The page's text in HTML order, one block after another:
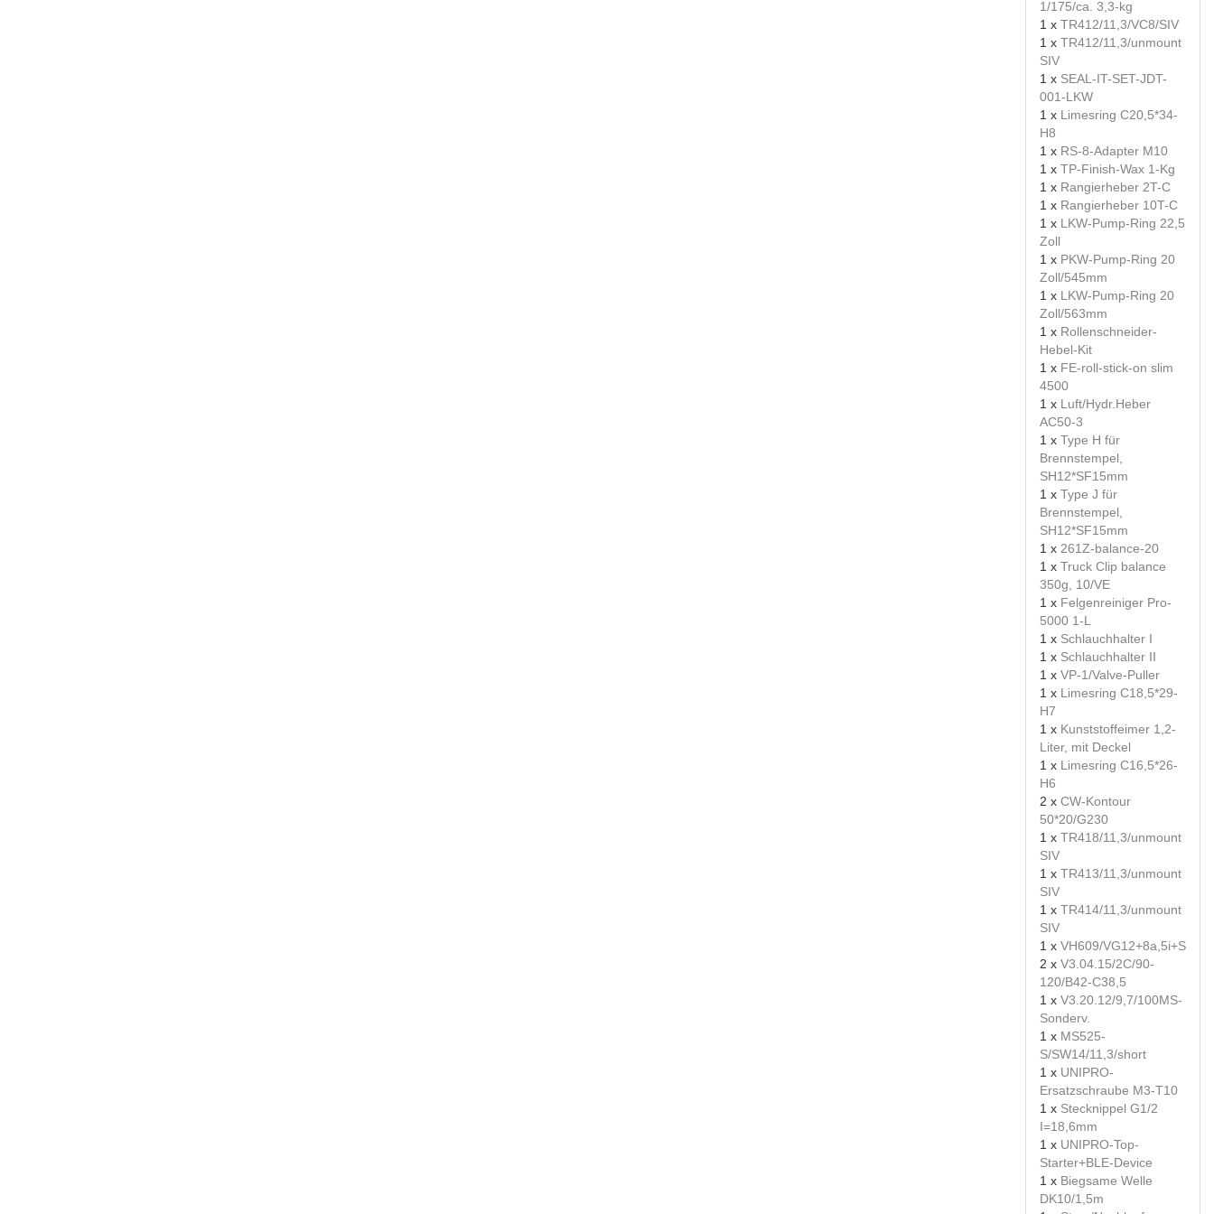
1/175/ca. 3,3-kg
1 x TR412/11,3/VC8/SIV
1 x TR412/11,3/unmount
SIV
1 x SEAL-IT-SET-JDT-
001-LKW
1 x Limesring C20,5*34-
H8
1 x RS-8-Adapter M10
1 x TP-Finish-Wax 1-Kg
1 x Rangierheber 2T-C
1 x Rangierheber 10T-C
1 x LKW-Pump-Ring 22,5
Zoll
1 x PKW-Pump-Ring 20
Zoll/545mm
1 x LKW-Pump-Ring 20
Zoll/563mm
1 x Rollenschneider-
Hebel-Kit
1 x FE-roll-stick-on slim
4500
1 x Luft/Hydr.Heber
AC50-3
1 x Type H für
Brennstempel,
SH12*SF15mm
1 x Type J für
Brennstempel,
SH12*SF15mm
1 x 261Z-balance-20
1 x Truck Clip balance
350g, 10/VE
1 x Felgenreiniger Pro-
5000 1-L
1 x Schlauchhalter I
1 x Schlauchhalter II
1 x VP-1/Valve-Puller
1 x Limesring C18,5*29-
H7
1 x Kunststoffeimer 1,2-
Liter, mit Deckel
1 x Limesring C16,5*26-
H6
2 x CW-Kontour
50*20/G230
1 x TR418/11,3/unmount
SIV
1 x TR413/11,3/unmount
SIV
1 x TR414/11,3/unmount
SIV
1 x VH609/VG12+8a,5i+S
2 x V3.04.15/2C/90-
120/B42-C38,5
1 x V3.20.12/9,7/100MS-
Sonderv.
1 x MS525-
S/SW14/11,3/short
1 x UNIPRO-
Ersatzschraube M3-T10
1 x Stecknippel G1/2
I=18,6mm
1 x UNIPRO-Top-
Starter+BLE-Device
1 x Biegsame Welle
DK10/1,5m